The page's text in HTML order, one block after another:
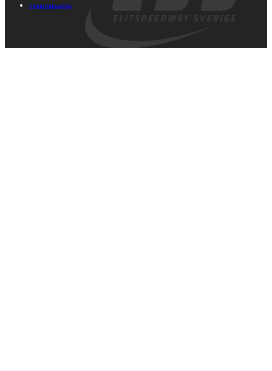
Integritetspolicy